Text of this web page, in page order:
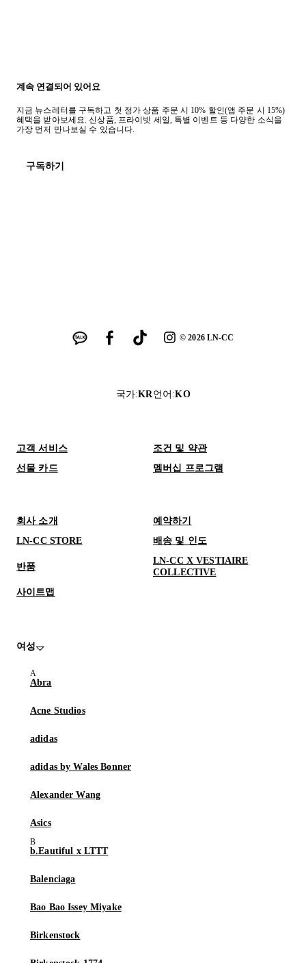
계속 연결되어 있어요
지금 뉴스레터를 구독하고 첫 정가 상품 주문 시 10% 할인(앱 주문 시 15%)
혜택을 받아보세요. 신상품, 프라이빗 세일, 특별 이벤트 등 다양한 소식을
가장 먼저 만나보실 수 있습니다.
구독하기
©2026LN-CC
국가:KR언어 :KO
고객 서비스
조건 및 약관
선물 카드
멤버십 프로그램
회사 소개
예약하기
LN-CC STORE
배송 및 인도
반품
LN-CC X VESTIAIRE
COLLECTIVE
사이트맵
여성
Abra
Acne Studios
adidas
adidas by Wales Bonner
Alexander Wang
Asics
b.Eautiful x LTTT
Balenciaga
Bao Bao Issey Miyake
Birkenstock